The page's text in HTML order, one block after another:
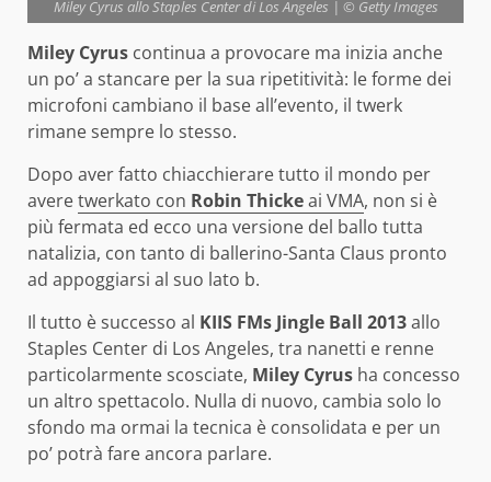
Miley Cyrus allo Staples Center di Los Angeles | © Getty Images
Miley Cyrus continua a provocare ma inizia anche
un po’ a stancare per la sua ripetitività: le forme dei
microfoni cambiano il base all’evento, il twerk
rimane sempre lo stesso.
Dopo aver fatto chiacchierare tutto il mondo per
averetwerkato con Robin Thickeai VMA, non si è
più fermata ed ecco una versione del ballo tutta
natalizia, con tanto di ballerino-Santa Claus pronto
ad appoggiarsi al suo lato b.
Il tutto è successo al KIIS FMs Jingle Ball 2013allo
Staples Center di Los Angeles, tra nanetti e renne
particolarmente scosciate, Miley Cyrus ha concesso
un altro spettacolo. Nulla di nuovo, cambia solo lo
sfondo ma ormai la tecnica è consolidata e per un
po’ potrà fare ancora parlare.